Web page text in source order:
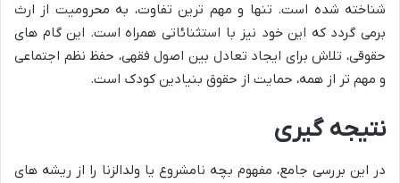
شناخته شده است. تنها و مهم ترین تفاوت، به محرومیت از ارث
برمی گردد که این خود نیز با استثنائاتی همراه است. این گام های
حقوقی، تلاش برای ایجاد تعادل بین اصول فقهی، حفظ نظم اجتماعی
و مهم تر از همه، حمایت از حقوق بنیادین کودک است.
نتیجه گیری
در این بررسی جامع، مفهوم بچه نامشروع یا ولدالزنا را از ریشه های